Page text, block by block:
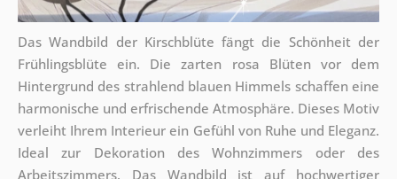
Das Wandbild der Kirschblüte fängt die Schönheit der
Frühlingsblüte ein. Die zarten rosa Blüten vor dem
Hintergrund des strahlend blauen Himmels schaffen eine
harmonische und erfrischende Atmosphäre. Dieses Motiv
verleiht Ihrem Interieur ein Gefühl von Ruhe und Eleganz.
Ideal zur Dekoration des Wohnzimmers oder des
Arbeitszimmers. Das Wandbild ist auf hochwertiger